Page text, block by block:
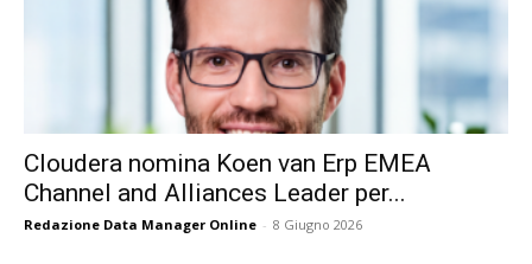
Cloudera nomina Koen van Erp EMEA
Channel and Alliances Leader per...
Redazione Data Manager Online - 8 Giugno 2026